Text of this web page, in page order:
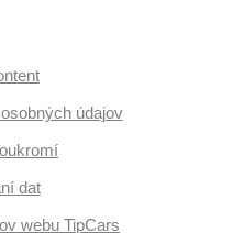
údajov
dat
webu TipCars